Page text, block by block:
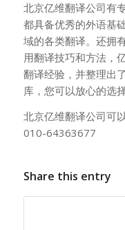
北京亿维翻译公司有
都具备优秀的外语基
域的各类翻译。还拥
用翻译技巧和方法，
翻译经验，并整理出
库，您可以放心的选
北京亿维翻译公司可
010-64363677
Share this entry